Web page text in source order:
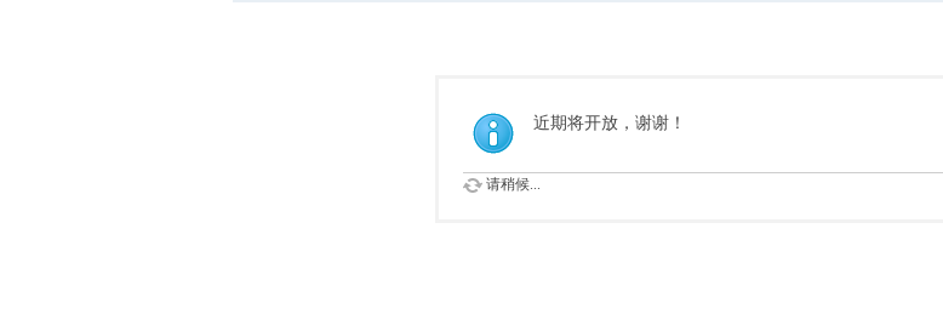
近期将开放，谢谢！
请稍候...